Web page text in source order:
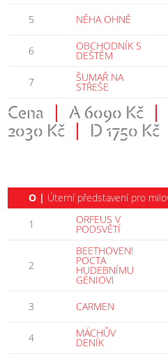
5 NĚHA OHNĚ
6 OBCHODNÍK S
DEŠTĚM
7 ŠUMAŘ NA
STŘEŠE
Cena A 6090 Kč
2030 Kč
D 1750 Kč
O | Úterní představení pro
1
ORFEUS V
PODSVĚTÍ
2
BEETHOVEN!
POCTA
HUDEBNÍMU
GÉNIOVI
3 CARMEN
4 MÁCHŮV
DENÍK